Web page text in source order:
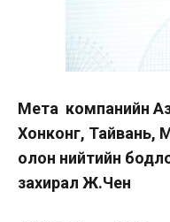
Мета компанийн
Хонконг, Тайвань,
олон нийтийн
захирал Ж.Чен